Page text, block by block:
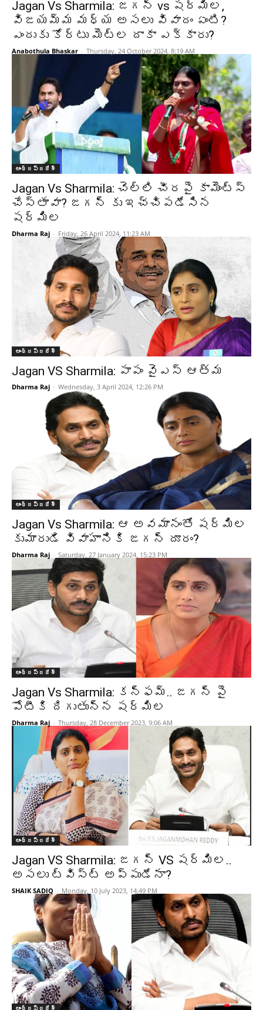
Jagan Vs Sharmila: జగన్ vs షర్మిల,
విజయమ్మ మధ్య అసలు వివాదం ఏంటి?
ఎందుకు కోర్టు మెట్ల దాకా ఎక్కారు?
Anabothula Bhaskar - Thursday, 24 October 2024, 8:19 AM
ఆంధ్రప్రదేశ్‌
Jagan Vs Sharmila: చెల్లి చీరపై కామెంట్స్
చేస్తావా? జగన్ కు ఇచ్చిపడేసిన
షర్మిల
Dharma Raj - Friday, 26 April 2024, 11:23 AM
ఆంధ్రప్రదేశ్‌
Jagan VS Sharmila: పాపం వైఎస్ ఆత్మ
Dharma Raj - Wednesday, 3 April 2024, 12:26 PM
ఆంధ్రప్రదేశ్‌
Jagan Vs Sharmila: ఆ అవమానంతో షర్మిల
కుమారుడి వివాహానికి జగన్ దూరం?
Dharma Raj - Saturday, 27 January 2024, 15:23 PM
ఆంధ్రప్రదేశ్‌
Jagan Vs Sharmila: కన్ఫమ్.. జగన్ పై
పోటీకి దిగుతున్న షర్మిల
Dharma Raj - Thursday, 28 December 2023, 9:06 AM
ఆంధ్రప్రదేశ్‌
Jagan VS Sharmila: జగన్ VS షర్మిల..
అసలు ట్విస్ట్ అప్పుడేనా?
SHAIK SADIQ - Monday, 10 July 2023, 14:49 PM
ఆంధ్రప్రదేశ్‌